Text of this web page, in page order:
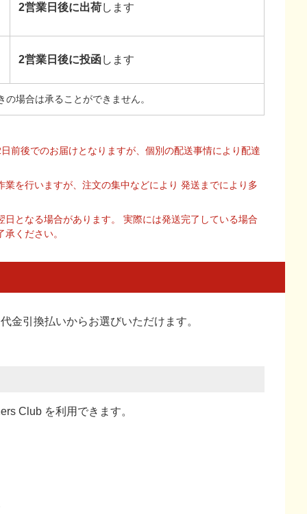
2営業日後に出荷します
2営業日後に投函します
場合は承ることができません。
前後でのお届けとなりますが、個別の配送事情により配達
を行いますが、注文の集中などにより 発送までにより多
となる場合があります。 実際には発送完了している場合
ください。
金引換払いからお選びいただけます。
Club を利用できます。